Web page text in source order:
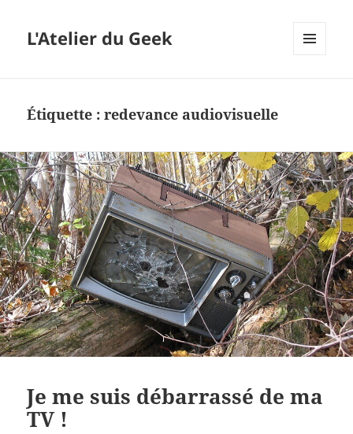
L'Atelier du Geek
Étiquette :redevance audiovisuelle
Je me suis débarrassé de ma
TV !